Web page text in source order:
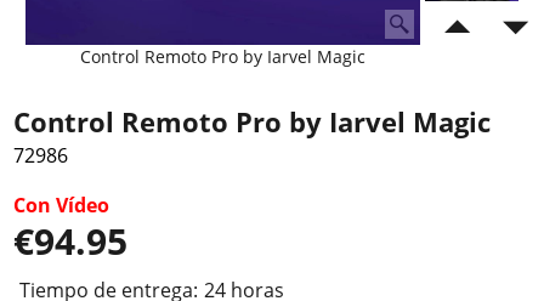
Control Remoto Pro by Iarvel Magic
Control Remoto Pro by Iarvel Magic
72986
Con Vídeo
€94.95
Tiempo de entrega: 24 horas